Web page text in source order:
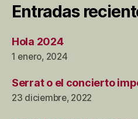
Entradas
Hola 2024
1 enero, 2024
Serrat o el concierto
23 diciembre, 2022